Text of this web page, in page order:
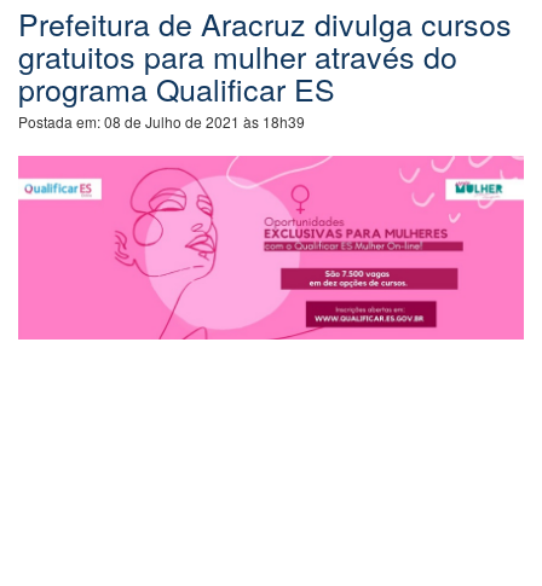
Prefeitura de Aracruz divulga cursos
gratuitos para mulher através do
programa Qualificar ES
Postada em:08 de Julho de 2021 às 18h39